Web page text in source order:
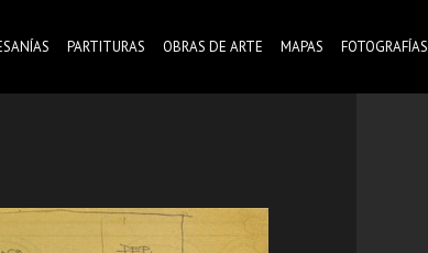
PARTITURAS OBRAS DE ARTE MAPAS FOTOGRAFÍAS